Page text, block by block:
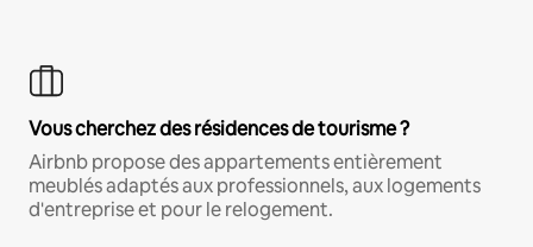
Vous cherchez des résidences de tourisme ?
Airbnb propose des appartements entièrement
meublés adaptés aux professionnels, aux logements
d'entreprise et pour le relogement.